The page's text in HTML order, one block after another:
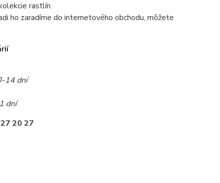
rastlín.
ho zaradíme do internetového obchodu, môžete
14 dní
dní
20 27